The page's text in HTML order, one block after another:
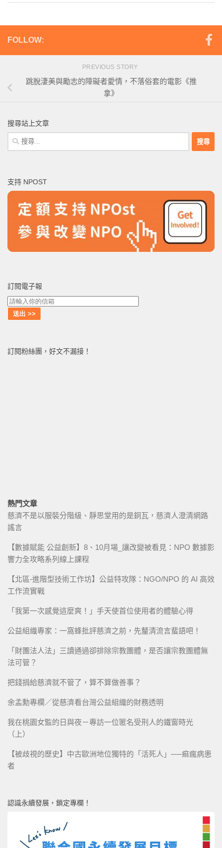
FOLLOW:
PREVIOUS STORY
跳脫淒美與勵志的障礙者愛情，不落俗套的電影《推
拿》
搜尋站上文章
搜
尋
字:
支持 NPOST
訂閱電子報
訂閱粉絲團，好文不漏接！
熱門文章
慈濟不是以服裝分階級、靜思堂用的是銅瓦，慈濟人澄清網路
謠言
【數據賦能 公益創新】8、10月場_讓改變被看見：NPO 數據影
響力全攻略系列線上課程
【北區-進階型技術工作坊】公益特攻隊：NGO/NPO 的 AI 高效
工作流實戰
「我第一次感覺這麼爽！」手天使首位使用者的體驗心得
公益組織專家：一窩蜂批評慈濟之前，先釐清流言蜚語吧！
「財團法人法」三讀通過卻排除宗教團體，是否讓宗教團體無
法可管？
把錢捐給慈濟就不管了，算不算做善事？
余孟勳專欄／從慈濟看台灣公益組織的財務透明
我在桃園女監的日與夜－專訪一位匿名受刑人的鐵窗時光
（上）
【被歧視的歷史】中古歐洲地位獨特的「活死人」──痲瘋病患
者
認識永續發展，鎖定專欄！